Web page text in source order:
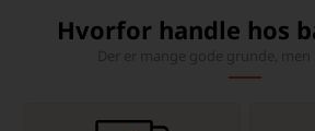
Hvorfor handle hos